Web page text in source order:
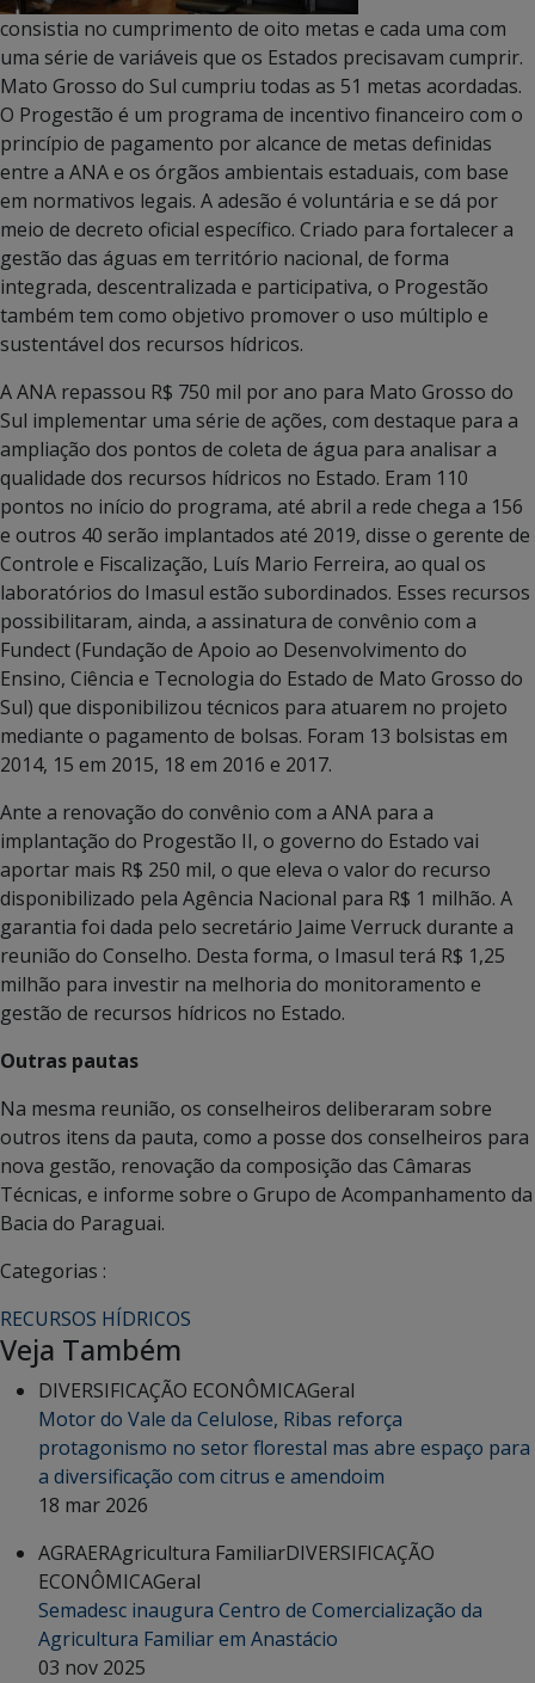
consistia no cumprimento de oito metas e cada uma com
uma série de variáveis que os Estados precisavam cumprir.
Mato Grosso do Sul cumpriu todas as 51 metas acordadas.
O Progestão é um programa de incentivo financeiro com o
princípio de pagamento por alcance de metas definidas
entre a ANA e os órgãos ambientais estaduais, com base
em normativos legais. A adesão é voluntária e se dá por
meio de decreto oficial específico. Criado para fortalecer a
gestão das águas em território nacional, de forma
integrada, descentralizada e participativa, o Progestão
também tem como objetivo promover o uso múltiplo e
sustentável dos recursos hídricos.
A ANA repassou R$ 750 mil por ano para Mato Grosso do
Sul implementar uma série de ações, com destaque para a
ampliação dos pontos de coleta de água para analisar a
qualidade dos recursos hídricos no Estado. Eram 110
pontos no início do programa, até abril a rede chega a 156
e outros 40 serão implantados até 2019, disse o gerente de
Controle e Fiscalização, Luís Mario Ferreira, ao qual os
laboratórios do Imasul estão subordinados. Esses recursos
possibilitaram, ainda, a assinatura de convênio com a
Fundect (Fundação de Apoio ao Desenvolvimento do
Ensino, Ciência e Tecnologia do Estado de Mato Grosso do
Sul) que disponibilizou técnicos para atuarem no projeto
mediante o pagamento de bolsas. Foram 13 bolsistas em
2014, 15 em 2015, 18 em 2016 e 2017.
Ante a renovação do convênio com a ANA para a
implantação do Progestão II, o governo do Estado vai
aportar mais R$ 250 mil, o que eleva o valor do recurso
disponibilizado pela Agência Nacional para R$ 1 milhão. A
garantia foi dada pelo secretário Jaime Verruck durante a
reunião do Conselho. Desta forma, o Imasul terá R$ 1,25
milhão para investir na melhoria do monitoramento e
gestão de recursos hídricos no Estado.
Outras pautas
Na mesma reunião, os conselheiros deliberaram sobre
outros itens da pauta, como a posse dos conselheiros para
nova gestão, renovação da composição das Câmaras
Técnicas, e informe sobre o Grupo de Acompanhamento da
Bacia do Paraguai.
Categorias :
RECURSOS HÍDRICOS
Veja Também
DIVERSIFICAÇÃO ECONÔMICAGeral
Motor do Vale da Celulose, Ribas reforça
protagonismo no setor florestal mas abre espaço para
a diversificação com citrus e amendoim
18 mar 2026
AGRAERAgricultura FamiliarDIVERSIFICAÇÃO
ECONÔMICAGeral
Semadesc inaugura Centro de Comercialização da
Agricultura Familiar em Anastácio
03 nov 2025